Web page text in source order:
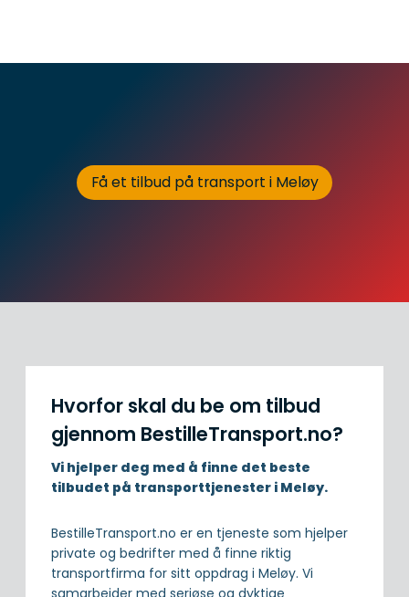
Få et tilbud på transport i Meløy
Hvorfor skal du be om tilbud
gjennom BestilleTransport.no?
Vi hjelper deg med å finne det beste
tilbudet på transporttjenester i Meløy.
BestilleTransport.no er en tjeneste som hjelper
private og bedrifter med å finne riktig
transportfirma for sitt oppdrag i Meløy. Vi